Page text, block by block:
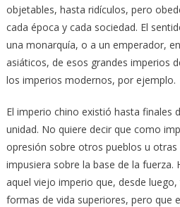
objetables, hasta ridículos, pero
cada época y cada sociedad. El
una monarquía, o a un emperador,
asiáticos, de esos grandes imperios
los imperios modernos, por ejemplo.
El imperio chino existió hasta finales
unidad. No quiere decir que como
opresión sobre otros pueblos u otras
impusiera sobre la base de la fuerza.
aquel viejo imperio que, desde luego,
formas de vida superiores, pero que